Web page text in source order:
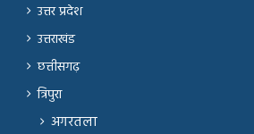
उत्तर प्रदेश
उत्तराखंड
छत्तीसगढ़
त्रिपुरा
अगरतला